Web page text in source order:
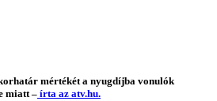
mértékét a nyugdíjba vonulók
miatt – írta az atv.hu.